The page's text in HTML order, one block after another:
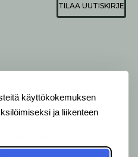
käyttökokemuksen
ja liikenteen
TILAA UUTISKIRJE